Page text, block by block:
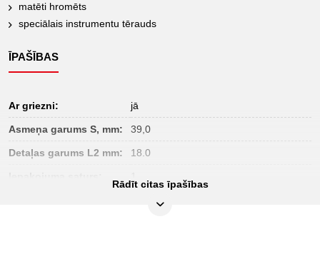
matēti hromēts
speciālais instrumentu tērauds
ĪPAŠĪBAS
Ar griezni: jā
Asmeņa garums S, mm: 39,0
Detaļas garums L2 mm: 18.0
Rādīt citas īpašības